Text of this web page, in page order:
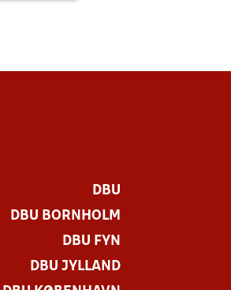
DBU
DBU BORNHOLM
DBU FYN
DBU JYLLAND